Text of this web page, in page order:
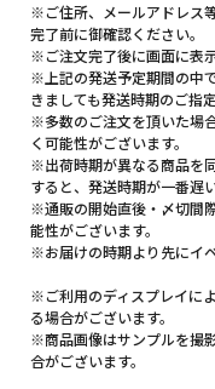
※ご住所、メールアドレス
完了前に御確認ください。
※ご注文完了後に画面に表
※上記の発送予定期間の中
きましても発送時期のご指
※多数のご注文を頂いた場
く可能性がございます。
※出荷時期が異なる商品を
すると、発送時期が一番遅
※通販の開始直後・〆切間
能性がございます。
※お届けの時期より先にイ
※ご利用のディスプレイに
る場合がございます。
※商品画像はサンプルを撮
合がございます。